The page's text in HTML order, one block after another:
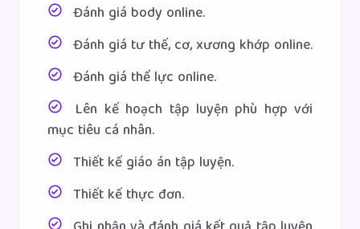
Đánh giá body online.
Đánh giá tư thế, cơ, xương khớp online.
Đánh giá thể lực online.
Lên kế hoạch tập luyện phù hợp với
mục tiêu cá nhân.
Thiết kế giáo án tập luyện.
Thiết kế thực đơn.